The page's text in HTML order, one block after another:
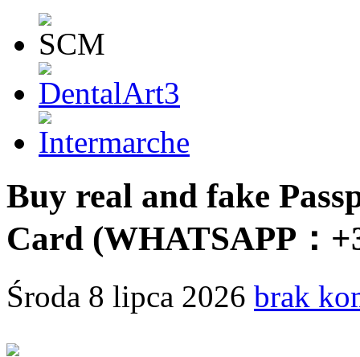
Buy real and fake
Card (WHATSAPP：
Środa 8 lipca 2026 brak